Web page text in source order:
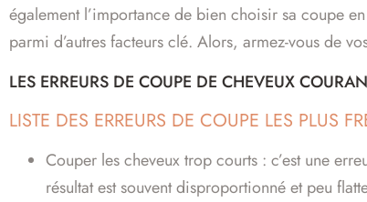
également l’importance de bien choisir sa coupe
parmi d’autres facteurs clé. Alors, armez-vous de
LES ERREURS DE COUPE DE CHEVEUX
LISTE DES ERREURS DE COUPE LES PLUS
Couper les cheveux trop courts : c’est une
résultat est souvent disproportionné et peu